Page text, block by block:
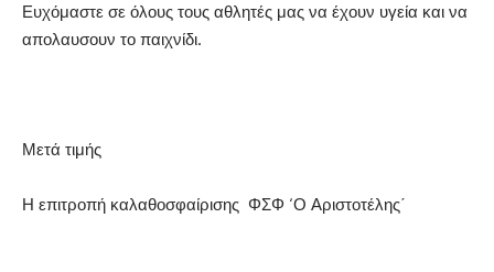
Ευχόμαστε σε όλους τους αθλητές μας να έχουν υγεία και να
απολαυσουν το παιχνίδι.
Μετά τιμής
Η επιτροπή καλαθοσφαίρισης ΦΣΦ ‘Ο Αριστοτέλης΄